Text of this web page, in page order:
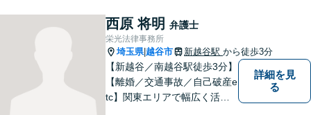
最短で納得の解決へと導ける
よう尽力いたします。【駐車
場近く】
西原 将明 弁護士
栄光法律事務所
埼玉県|越谷市 新越谷駅 から徒歩3分
【新越谷／南越谷駅徒歩3分】
【離婚／交通事故／自己破産e
tc】関東エリアで幅広く活躍
詳細を見
る